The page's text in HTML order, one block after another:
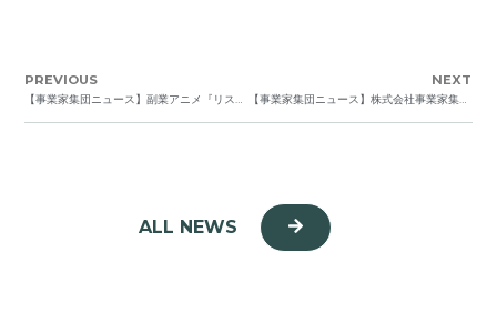
PREVIOUS
【事業家集団ニュース】副業アニメ『リスクワ』YouTube登録者数2万人突破｜株式会社事業家集団 プレスリリース掲載のお知らせ
NEXT
【事業家集団ニュース】株式会社事業家集団が“まぐまぐ”の大株主となりました
ALL NEWS